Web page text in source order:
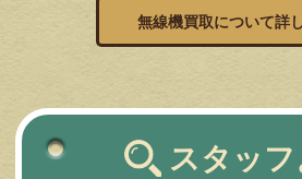
無線機買取について詳
スタッフ